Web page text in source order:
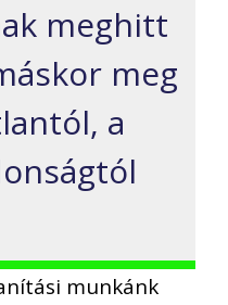
meghitt
meg
a
munkánk